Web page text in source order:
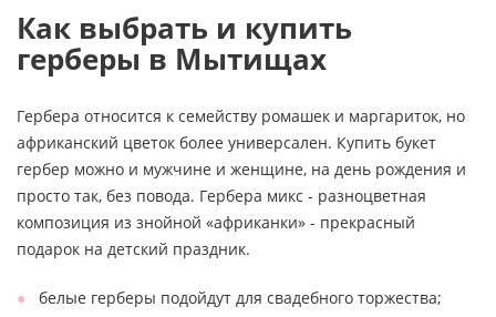
Как выбрать и купить
герберы в Мытищах
Гербера относится к семейству ромашек и маргариток, но
африканский цветок более универсален. Купить букет
гербер можно и мужчине и женщине, на день рождения и
просто так, без повода. Гербера микс - разноцветная
композиция из знойной «африканки» - прекрасный
подарок на детский праздник.
белые герберы подойдут для свадебного торжества;